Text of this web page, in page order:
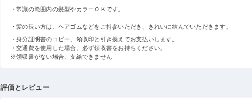
・常識の範囲内の髪型やカラーＯＫです。
・髪の長い方は、ヘアゴムなどをご持参いただき、きれいに結んでいただきます。
・身分証明書のコピー、領収印と引き換えでお支払いします。
・交通費を使用した場合、必ず領収書をお持ちください。
※領収書がない場合、支給できません
評価とレビュー